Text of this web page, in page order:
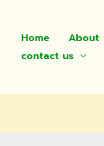
Home About
contact us